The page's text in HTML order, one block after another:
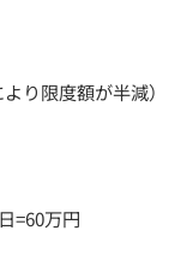
り限度額が半減）
=60万円